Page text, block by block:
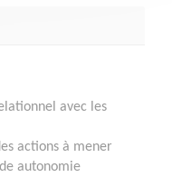
avec les
actions à mener
autonomie